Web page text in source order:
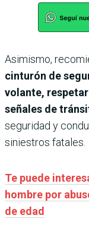
Asimismo,
cinturón de
volante,
señales de
seguridad y
siniestros fatales.
Te puede
hombre por
de edad